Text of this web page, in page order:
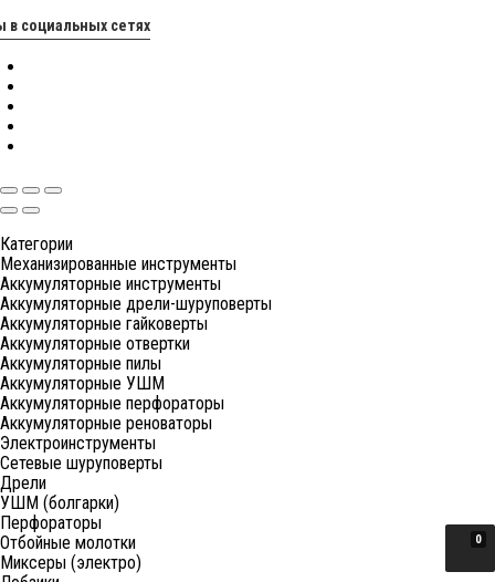
в социальных сетях
0
Категории
Механизированные инструменты
Аккумуляторные инструменты
Аккумуляторные дрели-шуруповерты
Аккумуляторные гайковерты
Аккумуляторные отвертки
Аккумуляторные пилы
Аккумуляторные УШМ
Аккумуляторные перфораторы
Аккумуляторные реноваторы
Электроинструменты
Сетевые шуруповерты
Дрели
УШМ (болгарки)
Перфораторы
Отбойные молотки
Миксеры (электро)